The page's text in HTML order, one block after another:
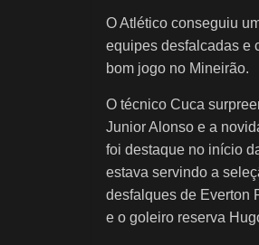
O Atlético conseguiu
equipes desfalcadas e
bom jogo no Mineirão.
O técnico Cuca
Junior Alonso e a
foi destaque no início
estava servindo a
desfalques de Everton
e o goleiro reserva